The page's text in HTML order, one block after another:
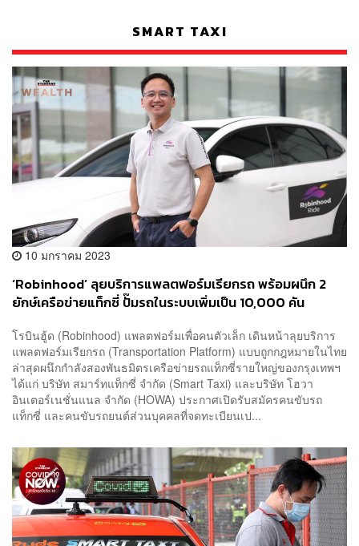
SMART TAXI
10 มกราคม 2023
‘Robinhood’ ลุยบริการแพลตฟอร์มเรียกรถ พร้อมผนึก 2
ยักษ์เครือข่ายแท็กซี่ ปั๊มรถในระบบเพิ่มเป็น 10,000 คัน
โรบินฮู้ด (Robinhood) แพลตฟอร์มเพื่อคนตัวเล็ก เดินหน้าลุยบริการ
แพลตฟอร์มเรียกรถ (Transportation Platform) แบบถูกกฎหมายในไทย
ล่าสุดผนึกกำลังสองพันธมิตรเครือข่ายรถแท็กซี่รายใหญ่ของกรุงเทพฯ
ได้แก่ บริษัท สมาร์ทแท็กซี่ จำกัด (Smart Taxi) และบริษัท โฮวา
อินเตอร์เนชั่นแนล จำกัด (HOWA) ประกาศเปิดรับสมัครคนขับรถ
แท็กซี่ และคนขับรถยนต์ส่วนบุคคลที่จดทะเบียนเป...